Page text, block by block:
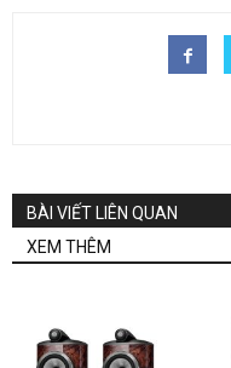
BÀI VIẾT LIÊN QUAN
XEM THÊM